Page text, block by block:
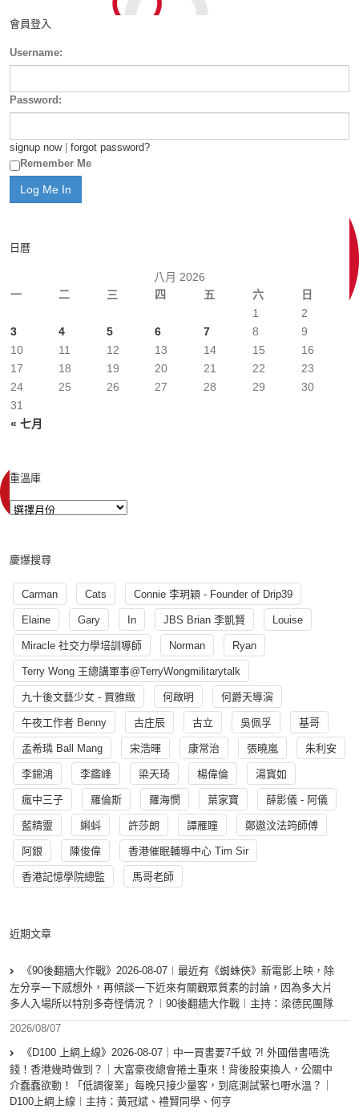
會員登入
Username:
Password:
signup now| forgot password?
Remember Me
日曆
八月 2026
一
二 三 四 五 六 日
« 七月
1
2
3
4 5 6 7 8
9
10
11 12 13 14 15
16
17
18 19 20 21 22
23
24
25 26 27 28 29
30
31
重溫庫
慶爆搜尋
Carman Cats Connie 李玥穎 - Founder of Drip39
Elaine Gary In JBS Brian 李凱賢 Louise
Miracle 社交力學培訓導師 Norman Ryan
Terry Wong 王總講軍事@TerryWongmilitarytalk
九十後文藝少女 - 賈雅緻 何啟明 何爵天導演
午夜工作者 Benny 古庄辰 古立 吳佩孚 基哥
孟希璘 Ball Mang 宋浩暉 康常治 張曉嵐 朱利安
李錦鴻 李鑑峰 梁天琦 楊偉倫 湯寳如
瘋中三子 羅倫斯 羅海憫 葉家寶 薛影儀 - 阿儀
藍精靈 蝌蚪 許莎朗 譚雁瞳 鄭遨汶法筠師傅
阿銀 陳俊偉 香港催眠輔導中心 Tim Sir
香港記憶學院總監 馬哥老師
近期文章
《90後翻牆大作戰》2026-08-07︱最近有《蜘蛛俠》新電影上映，除
左分享一下感想外，再傾談一下近來有關觀眾質素的討論，因為多大片
多人入場所以特別多奇怪情況？︱90後翻牆大作戰︱主持：梁德民團隊
2026/08/07
《D100 上綱上線》2026-08-07｜中一買書要7千蚊 ?! 外國借書唔洗
錢！香港幾時做到？｜大富豪夜總會捲土重來！背後股東換人，公關中
介蠢蠢欲動！「低調復業」每晚只接少量客，到底測試緊乜嘢水溫？｜
D100上綱上線︱主持：黃冠斌、禮賢同學、何亨